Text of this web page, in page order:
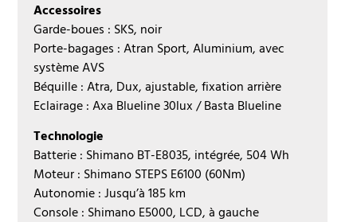
Accessoires
Garde-boues : SKS, noir
Porte-bagages : Atran Sport, Aluminium, avec
système AVS
Béquille : Atra, Dux, ajustable, fixation arrière
Eclairage : Axa Blueline 30lux / Basta Blueline
Technologie
Batterie : Shimano BT-E8035, intégrée, 504 Wh
Moteur : Shimano STEPS E6100 (60Nm)
Autonomie : Jusqu’à 185 km
Console : Shimano E5000, LCD, à gauche